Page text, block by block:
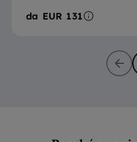
da EUR 131